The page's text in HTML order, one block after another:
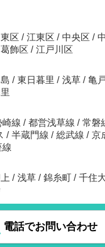
区 / 江東区 / 中央区 /
葛飾区 / 江戸川区
/ 東日暮里 / 浅草 / 亀
崎線 / 都営浅草線 / 常磐
/ 半蔵門線 / 総武線 / 京
線
/ 浅草 / 錦糸町 / 千住
電話でお問い合わせ